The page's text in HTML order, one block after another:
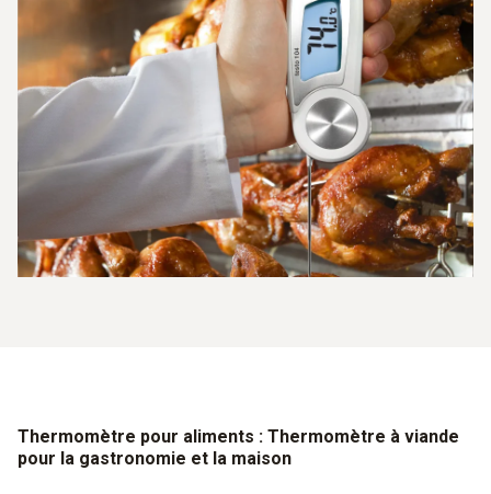
Thermomètre pour aliments : Thermomètre à viande
pour la gastronomie et la maison